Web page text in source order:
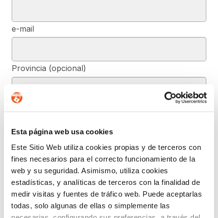
Esta página web usa cookies
Este Sitio Web utiliza cookies propias y de terceros con
fines necesarios para el correcto funcionamiento de la
web y su seguridad. Asimismo, utiliza cookies
estadísticas, y analíticas de terceros con la finalidad de
medir visitas y fuentes de tráfico web. Puede aceptarlas
todas, solo algunas de ellas o simplemente las
e-mail
Provincia (opcional)
De conformidad con el RGPD y la LOPDGDD, SEGURIDAD Y
PRIVACIDAD DE DATOS, S.L. tratará los datos facilitados, con la
finalidad de contestar a las dudas y/o quejas planteadas a través
del presente formulario y facilitar la información solicitada. Podrá
ejercer, si lo desea, los derechos de acceso, rectificación,
supresión, y demás reconocidos en la normativa mencionada. Para
obtener más información acerca de cómo estamos tratando sus
datos, acceda a nuestra política de privacidad.